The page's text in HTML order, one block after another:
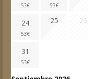
53€ 53€
24
53€
25 26
31
53€